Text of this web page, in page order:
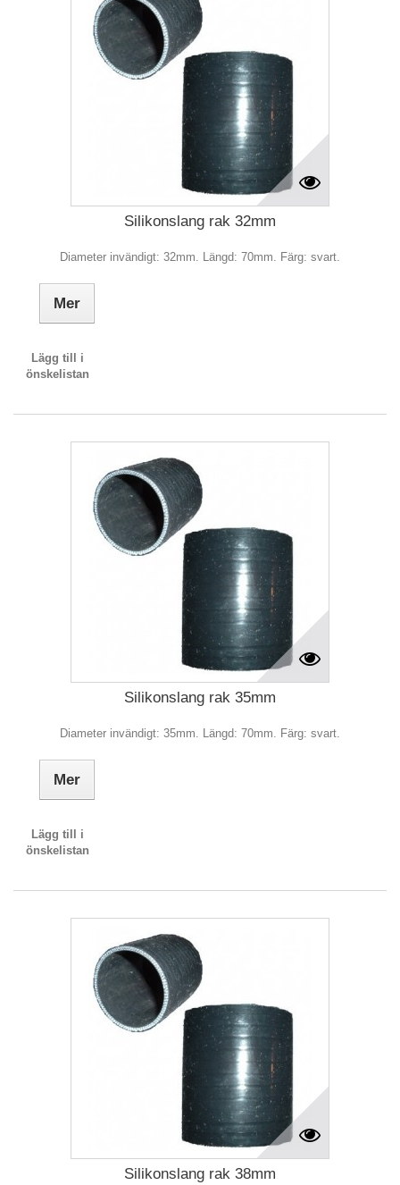
Silikonslang rak 32mm
Diameter invändigt: 32mm. Längd: 70mm. Färg: svart.
Mer
Lägg till i
önskelistan
Silikonslang rak 35mm
Diameter invändigt: 35mm. Längd: 70mm. Färg: svart.
Mer
Lägg till i
önskelistan
Silikonslang rak 38mm